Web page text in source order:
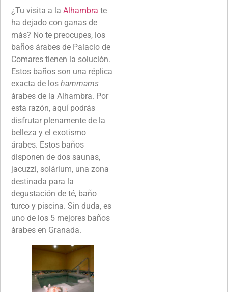
¿Tu visita a la Alhambra te
ha dejado con ganas de
más? No te preocupes, los
baños árabes de Palacio de
Comares tienen la solución.
Estos baños son una réplica
exacta de los hammams
árabes de la Alhambra. Por
esta razón, aquí podrás
disfrutar plenamente de la
belleza y el exotismo
árabes. Estos baños
disponen de dos saunas,
jacuzzi, solárium, una zona
destinada para la
degustación de té, baño
turco y piscina. Sin duda, es
uno de los 5 mejores baños
árabes en Granada.